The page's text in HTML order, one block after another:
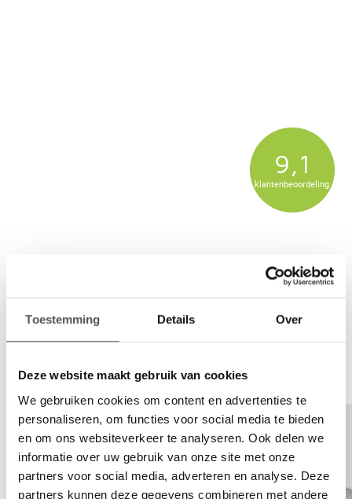
Toestemming Details Over
Deze website maakt gebruik van cookies
We gebruiken cookies om content en advertenties te
personaliseren, om functies voor social media te bieden
en om ons websiteverkeer te analyseren. Ook delen we
informatie over uw gebruik van onze site met onze
partners voor social media, adverteren en analyse. Deze
partners kunnen deze gegevens combineren met andere
9,1
klantenbeoordeling